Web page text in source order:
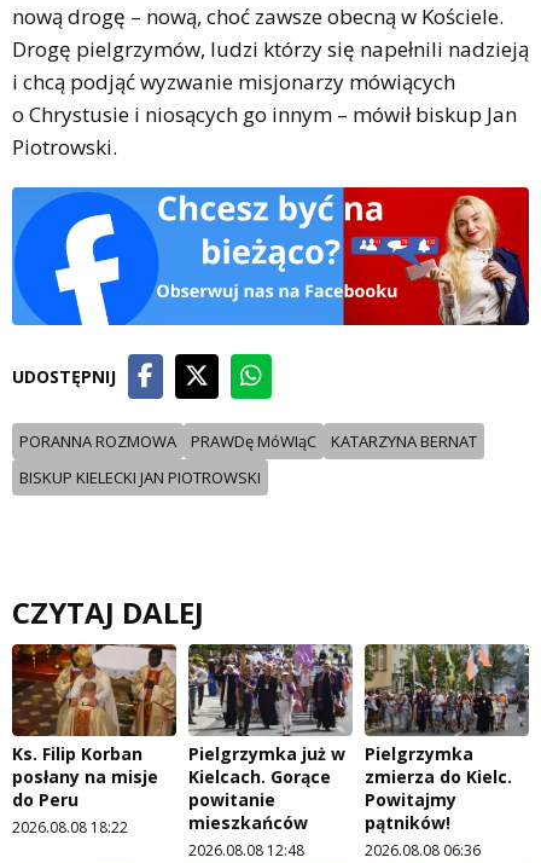
nową drogę – nową, choć zawsze obecną w Kościele.
Drogę pielgrzymów, ludzi którzy się napełnili nadzieją
i chcą podjąć wyzwanie misjonarzy mówiących
o Chrystusie i niosących go innym – mówił biskup Jan
Piotrowski.
UDOSTĘPNIJ
PORANNA ROZMOWA PRAWDę MóWIąC
KATARZYNA BERNAT
BISKUP KIELECKI JAN PIOTROWSKI
CZYTAJ DALEJ
Ks. Filip Korban
posłany na misje
do Peru
2026.08.08 18:22
Pielgrzymka już w
Kielcach. Gorące
powitanie
mieszkańców
2026.08.08 12:48
Pielgrzymka
zmierza do Kielc.
Powitajmy
pątników!
2026.08.08 06:36